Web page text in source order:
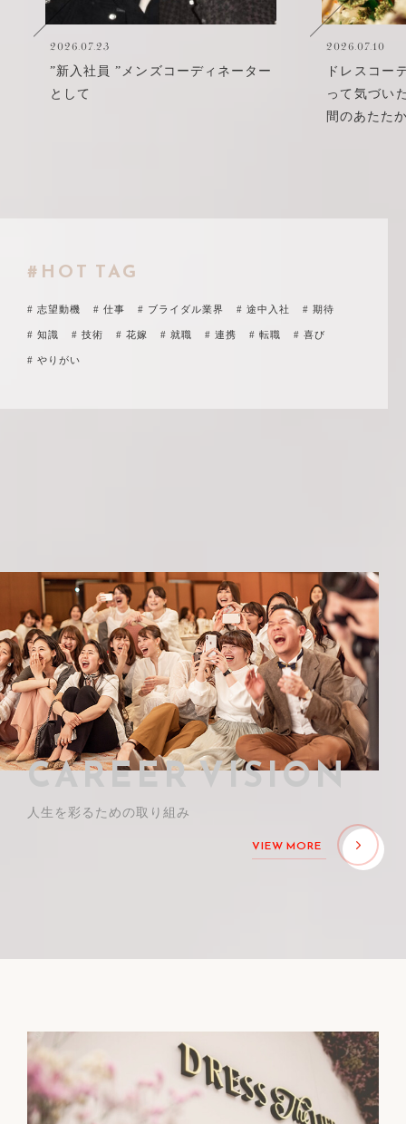
2026.07.23
”新入社員 ”メンズコーディネーター
として
2026.07.10
ドレスコー
って気づい
間のあたた
#HOT TAG
# 志望動機 # 仕事 # ブライダル業界 # 途中入社 # 期待
# 知識 # 技術 # 花嫁 # 就職 # 連携 # 転職 # 喜び
# やりがい
CAREER VISION
人生を彩るための取り組み
VIEW MORE